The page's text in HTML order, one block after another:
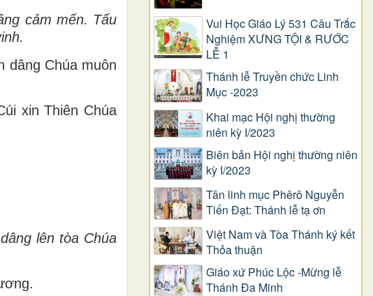
cảm mến. Tấu
dâng Chúa muôn
xin Thiên Chúa
lên tòa Chúa
Vui Học Giáo Lý 531 Câu Trắc
Nghiệm XƯNG TỘI & RƯỚC
LỄ 1
Thánh lễ Truyền chức Linh
Mục -2023
Khai mạc Hội nghị thường
niên kỳ I/2023
Biên bản Hội nghị thường niên
kỳ I/2023
Tân linh mục Phêrô Nguyễn
Tiến Đạt: Thánh lễ tạ ơn
Việt Nam và Tòa Thánh ký kết
Thỏa thuận
Giáo xứ Phúc Lộc -Mừng lễ
Thánh Đa Minh